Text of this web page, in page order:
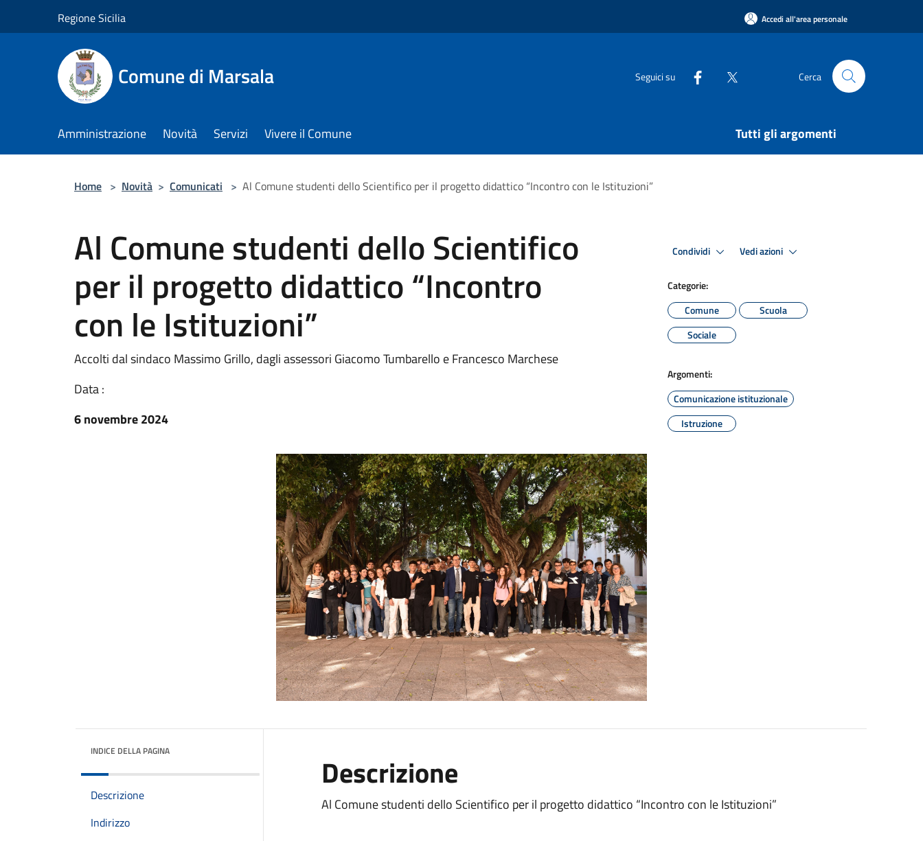
Regione Sicilia Accedi all'area personale
Comune di Marsala Seguici su Cerca
Amministrazione Novità Servizi Vivere il Comune Tutti gli argomenti
Home > Novità > Comunicati > Al Comune studenti dello Scientifico per il progetto didattico “Incontro con le Istituzioni”
Al Comune studenti dello Scientifico
per il progetto didattico “Incontro
con le Istituzioni”
Accolti dal sindaco Massimo Grillo, dagli assessori Giacomo Tumbarello e Francesco Marchese
Data :
6 novembre 2024
Condividi Vedi azioni
Categorie:
Comune
Scuola
Sociale
Argomenti:
Comunicazione istituzionale
Istruzione
INDICE DELLA PAGINA
Descrizione
Indirizzo
Descrizione
Al Comune studenti dello Scientifico per il progetto didattico “Incontro con le Istituzioni”